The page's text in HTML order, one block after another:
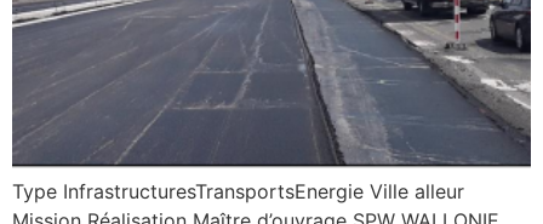
Type InfrastructuresTransportsEnergie Ville alleur